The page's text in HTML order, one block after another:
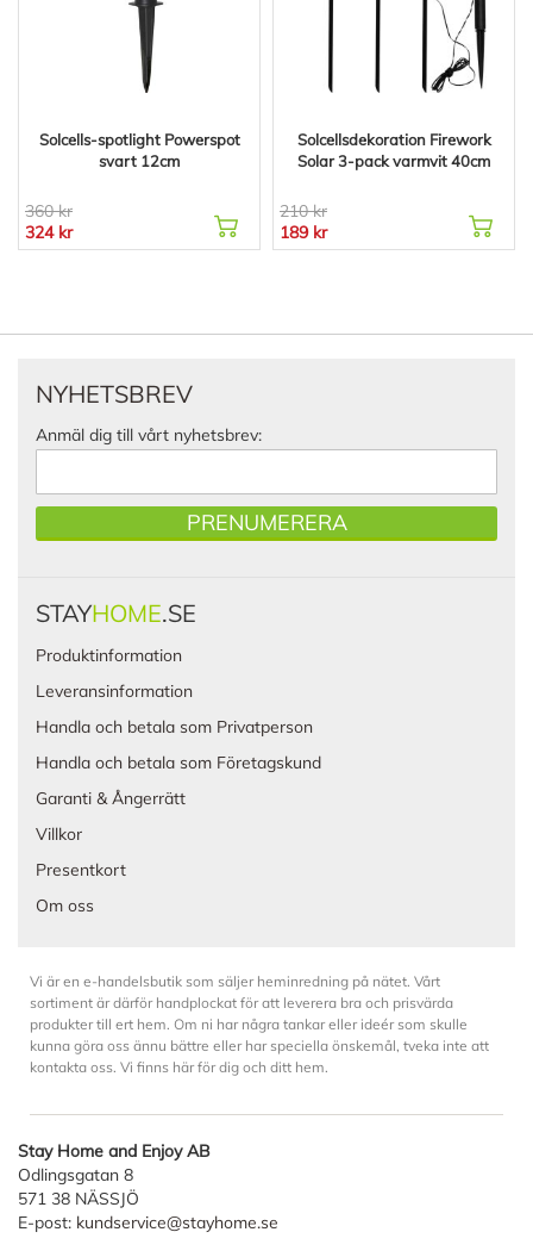
Solcells-spotlight Powerspot
svart 12cm
360 kr
324 kr
Solcellsdekoration Firework
Solar 3-pack varmvit 40cm
210 kr
189 kr
NYHETSBREV
Anmäl dig till vårt nyhetsbrev:
PRENUMERERA
STAYHOME.SE
Produktinformation
Leveransinformation
Handla och betala som Privatperson
Handla och betala som Företagskund
Garanti & Ångerrätt
Villkor
Presentkort
Om oss
Vi är en e-handelsbutik som säljer heminredning på nätet. Vårt
sortiment är därför handplockat för att leverera bra och prisvärda
produkter till ert hem. Om ni har några tankar eller ideér som skulle
kunna göra oss ännu bättre eller har speciella önskemål, tveka inte att
kontakta oss. Vi finns här för dig och ditt hem.
Stay Home and Enjoy AB
Odlingsgatan 8
571 38 NÄSSJÖ
E-post: kundservice@stayhome.se